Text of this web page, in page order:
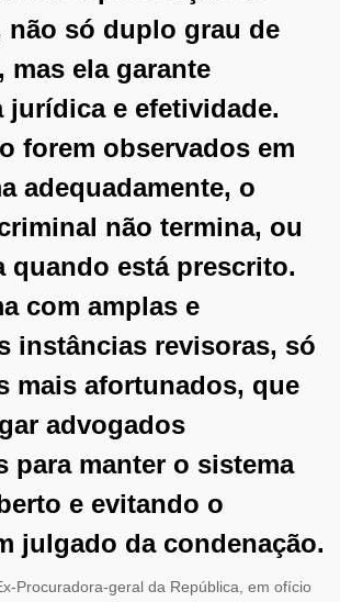
não só duplo grau de
mas ela garante
jurídica e efetividade.
forem observados em
adequadamente, o
não termina, ou
quando está prescrito.
com amplas e
instâncias revisoras, só
mais afortunados, que
advogados
para manter o sistema
e evitando o
julgado da condenação.
Procuradora-geral da República, em ofício